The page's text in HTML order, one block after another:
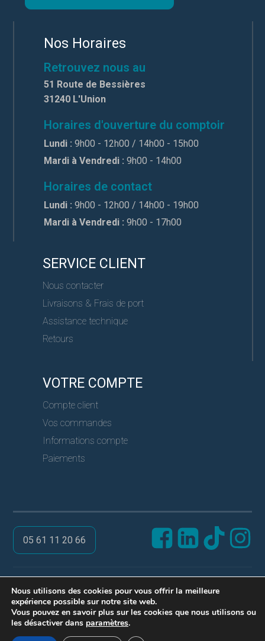
Nos Horaires
Retrouvez nous au
51 Route de Bessières
31240 L'Union
Horaires d'ouverture du comptoir
Lundi : 9h00 - 12h00 / 14h00 - 15h00
Mardi à Vendredi : 9h00 - 14h00
Horaires de contact
Lundi : 9h00 - 12h00 / 14h00 - 19h00
Mardi à Vendredi : 9h00 - 17h00
SERVICE CLIENT
Nous contacter
Livraisons & Frais de port
Assistance technique
Retours
VOTRE COMPTE
Compte client
Vos commandes
Informations compte
Paiements
05 61 11 20 66
@ PRO SERVICES CLES
Réalisation ARPEGA
Mentions légales
Nous utilisons des cookies pour vous offrir la meilleure
expérience possible sur notre site web.
Vous pouvez en savoir plus sur les cookies que nous utilisons ou
les désactiver dans paramètres.